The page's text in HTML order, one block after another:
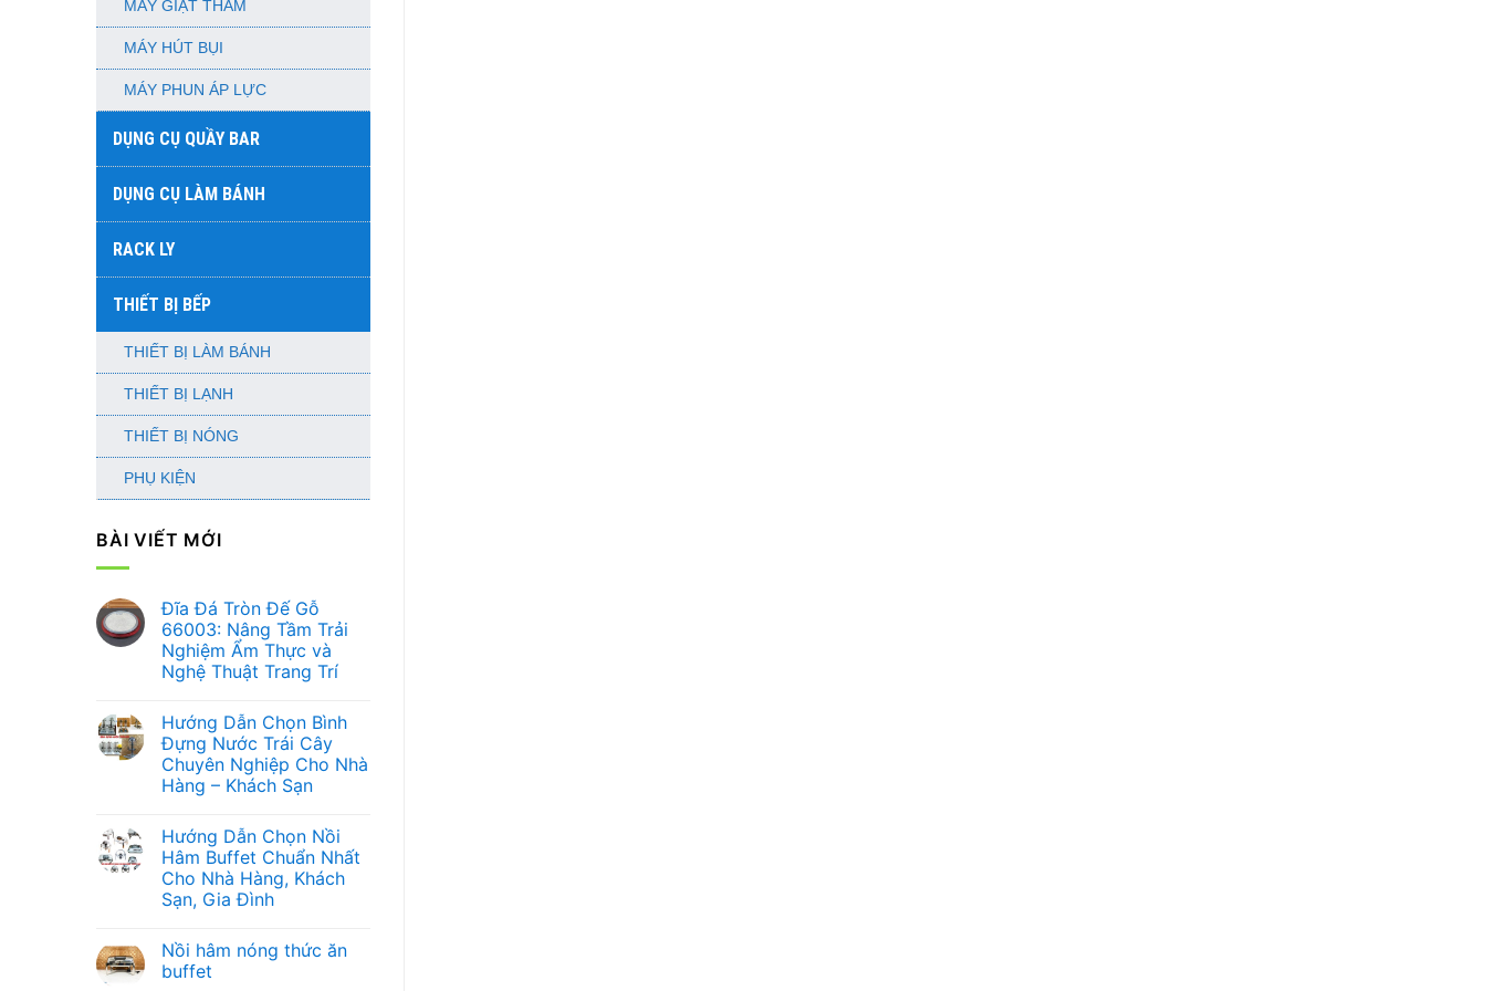
MÁY GIẶT THẢM
MÁY HÚT BỤI
MÁY PHUN ÁP LỰC
DỤNG CỤ QUẦY BAR
DỤNG CỤ LÀM BÁNH
RACK LY
THIẾT BỊ BẾP
THIẾT BỊ LÀM BÁNH
THIẾT BỊ LẠNH
THIẾT BỊ NÓNG
PHỤ KIỆN
BÀI VIẾT MỚI
Đĩa Đá Tròn Đế Gỗ
66003: Nâng Tầm Trải
Nghiệm Ẩm Thực và
Nghệ Thuật Trang Trí
bình
luận
ở
Đĩa
Đá
Tròn
66003:
Nâng
Tầm
Trải
Nghiệm
Ẩm
Nghệ
Thuật
Trang
Hướng Dẫn Chọn Bình
Đựng Nước Trái Cây
Chuyên Nghiệp Cho Nhà
Hàng – Khách Sạn
bình
luận
ở
Hướng
Dẫn
Chọn
Nước
Trái
Cây
Hướng Dẫn Chọn Nồi
Hâm Buffet Chuẩn Nhất
Cho Nhà Hàng, Khách
Sạn, Gia Đình
bình
luận
ở
Nồi hâm nóng thức ăn
buffet